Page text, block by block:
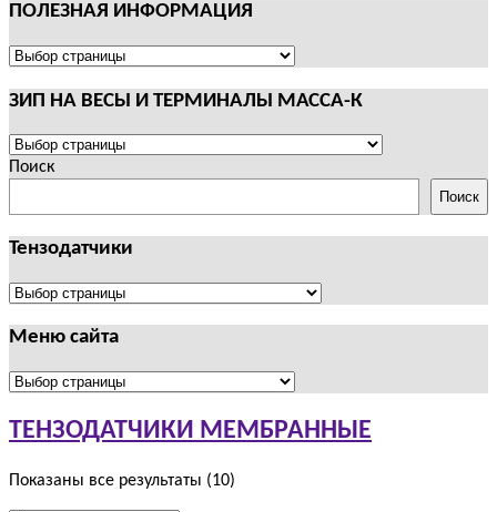
ВЕСЫ
ТЕРМИНАЛЫ
ПОЛЕЗНАЯ ИНФОРМАЦИЯ
ПОЛЕЗНАЯ
ЗИП НА ВЕСЫ И ТЕРМИНАЛЫ МАССА-К
ЗИП
НА
И
ТЕРМИНАЛЫ
МАССА-
Поиск
Поиск
Тензодатчики
Тензодатчики
Меню сайта
Меню
ТЕНЗОДАТЧИКИ МЕМБРАННЫЕ
Показаны все результаты (10)